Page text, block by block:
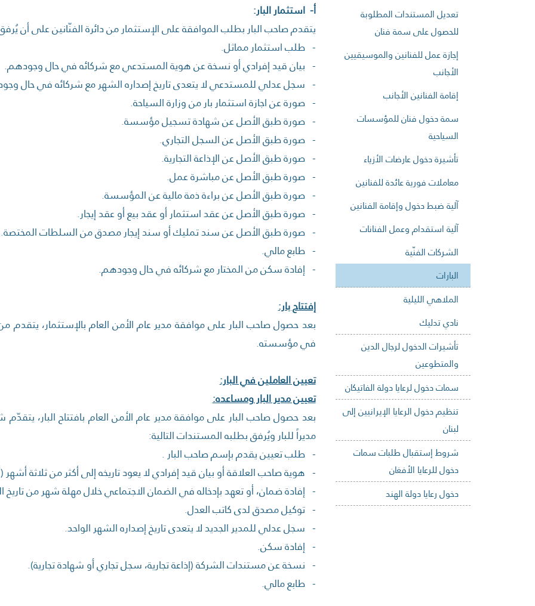
تعديل المستندات المطلوبة
للحصول على سمة فنان
إجازة عمل للفنانين والموسيقيين
الأجانب
إقامة الفنانين الأجانب
سمة دخول فنان للمؤسسات
السياحية
تأشيرة دخول عارضات الأزياء
معاملات فورية عائدة للفنانين
آلية ضبط دخول وإقامة الفنانين
آلية استقدام وعمل الفنانات
الشركات الفنّية
البارات
الملاهي الليلية
نادي تدليك
تأشيرات الدخول لرجال الدين
والمتطوعين
سمات دخول لرعايا دولة الفاتيكان
تنظيم دخول الرعايا الإيرانيين إلى
لبنان
شروط إستقبال طلبات سمات
دخول للرعايا الأفغان
دخول رعايا دولة الهند
‌أ-استثمار البار:
يتقدم صاحب البار بطلب الموافقة على الإستثمار من دائرة الفنّانين على أن
- طلب استثمار مماثل.
- بيان قيد إفرادي أو نسخة عن هوية المستدعي مع شركائه في حال وجودهم.
- سجل عدلي للمستدعي لا يتعدى تاريخ إصداره الشهر مع شركائه في حال
- صورة عن اجازة استثمار بار من وزارة السياحة.
- صورة طبق الأصل عن شهادة تسجيل مؤسسة.
- صورة طبق الأصل عن السجل التجاري.
- صورة طبق الأصل عن الإذاعة التجارية.
- صورة طبق الأصل عن مباشرة عمل.
- صورة طبق الأصل عن براءة ذمة مالية عن المؤسسة.
- صورة طبق الأصل عن عقد استثمار أو عقد بيع أو عقد إيجار.
- صورة طبق الأصل عن سند تمليك أو سند إيجار مصدق من السلطات المختصة.
- طابع مالي.
- إفادة سكن من المختار مع شركائه في حال وجودهم.
إفتتاح بار:
بعد حصول صاحب البار على موافقة مدير عام الأمن العام بالإستثمار، يتقدم
في مؤسسته.
تعيين العاملين في البار:
تعيين مدير البار ومساعده:
بعد حصول صاحب البار على موافقة مدير عام الأمن العام بافتتاح البار،
مديراً للبار ويُرفق بطلبه المستندات التالية:
- طلب تعيين يقدم بإسم صاحب البار .
- هوية صاحب العلاقة أو بيان قيد إفرادي لا يعود تاريخه إلى أكثر من ثلاثة
- إفادة ضمان، أو تعهد بإدخاله في الضمان الاجتماعي خلال مهلة شهر من تاريخ
- توكيل مصدق لدى كاتب العدل.
- سجل عدلي للمدير الجديد لا يتعدى تاريخ إصداره الشهر الواحد.
- إفادة سكن.
- نسخة عن مستندات الشركة (إذاعة تجارية، سجل تجاري أو شهادة تجارية).
- طابع مالي.